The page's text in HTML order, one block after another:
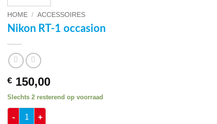
HOME / ACCESSOIRES
Nikon RT-1 occasion
€ 150,00
Slechts 2 resterend op voorraad
Nikon RT-1 occasion aantal